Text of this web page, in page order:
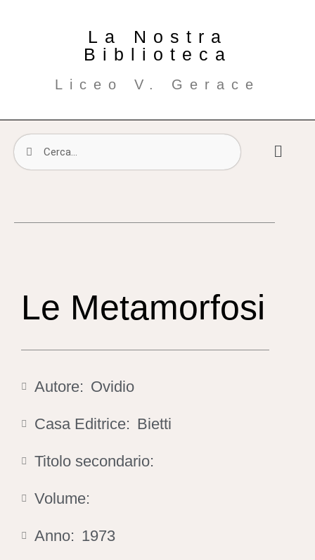
La Nostra
Biblioteca
Liceo V. Gerace
Le Metamorfosi
Autore: Ovidio
Casa Editrice: Bietti
Titolo secondario:
Volume:
Anno: 1973